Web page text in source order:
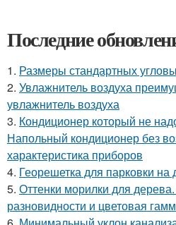
Последние
1. Размеры стандартных
2. Увлажнитель воздуха
увлажнитель воздуха
3. Кондиционер который не
Напольный кондиционер без
характеристика приборов
4. Георешетка для парковки на
5. Оттенки морилки для
разновидности и цветовая